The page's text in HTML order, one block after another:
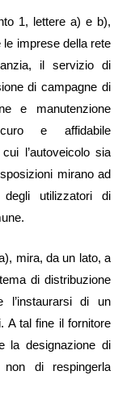
1, lettere a) e b),
le imprese della rete
il servizio di
di campagne di
e manutenzione
e affidabile
l’autoveicolo sia
mirano ad
utilizzatori di
mira, da un lato, a
di distribuzione
l’instaurarsi di un
A tal fine il fornitore
la designazione di
di respingerla